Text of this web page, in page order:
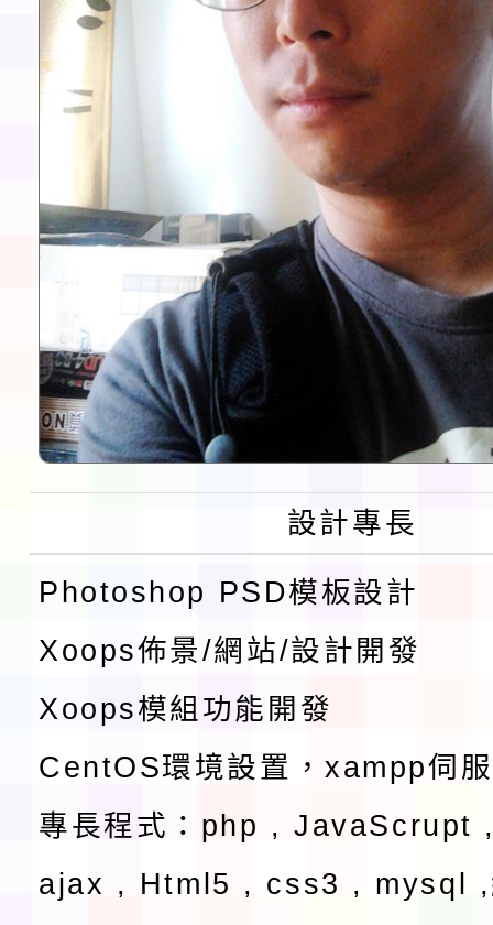
設計專長
Photoshop PSD模板設計
Xoops佈景/網站/設計開發
Xoops模組功能開發
CentOS環境設置，xampp伺
專長程式：php , JavaScrupt
ajax , Html5 , css3 , mysql ,